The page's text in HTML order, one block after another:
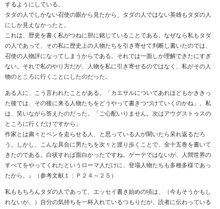
するようにしている。
タダの人でしかない召使の眼から見たから、タダの人ではない英雄もタダの人
にしか見えなかったと。
これは、歴史を書く私がつねに胆に銘じていることである。なぜなら私もタダ
の人であって、その私に歴史上の人物たちを引き寄せて判断し書いたのでは、
召使の人物評になってしまうからである。それでは一面しか理解できたにすぎ
ない。それで私のやり方だが、人物を私に引き寄せるのではなく、私がその人
物のところに行くことにしたのだった。
ある人に、こう言われたことがある。「カエサルについてあれほどもかききっ
た後では、その後に来る人物たちをどうやって書きつづけていくのかね」。私
は、笑いながら答えたのだった。「ご心配いりません。次はアウグストゥスの
ところに行くだけですから」
作家とは粛々とペンを走らせる人、と思っている人が聞いたら呆れ返るだろ
う。しかし、こんな具合に男たちを次々と渡り歩くことで、全十五巻を書いて
きたのである。白状すれば面白かったですね。ゲーテではないが、人間世界の
すべてをやってくれたというローマ人だけに、登場人物たちも多種多様であっ
たから。』（参考文献１：Ｐ２４～２５）
私ももちろんタダの人であって、エッセイ書き始めの頃は、（今もそうかもし
れないが、）自分の気持ちを一杯入れているつもりだが、読者に伝わっている